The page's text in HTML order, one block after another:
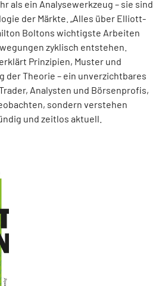
als ein Analysewerkzeug – sie sind
der Märkte. „Alles über Elliott-
Boltons wichtigste Arbeiten
zyklisch entstehen.
Prinzipien, Muster und
der Theorie – ein unverzichtbares
Analysten und Börsenprofis,
sondern verstehen
und zeitlos aktuell.